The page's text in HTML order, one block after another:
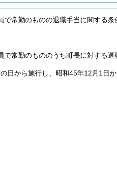
で常勤のものの退職手当に関する条
で常勤のもののうち町長に対する
日から施行し、昭和45年12月1日か